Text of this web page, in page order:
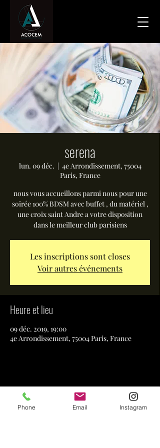
serena
lun. 09 déc.
  |
4e Arrondissement, 75004
Paris, France
nous vous accueillons parmi nous pour une
soirée 100% BDSM avec buffet , du matériel ,
une croix saint Andre a votre disposition
dans le meilleur club parisiens
Les inscriptions sont closes
Voir autres événements
Heure et lieu
09 déc. 2019, 19:00
4e Arrondissement, 75004 Paris, France
Partager cet événement
Phone Email Instagram